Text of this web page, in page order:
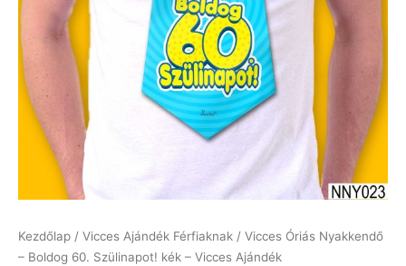
Kezdőlap / Vicces Ajándék Férfiaknak / Vicces Óriás Nyakkendő
– Boldog 60. Szülinapot! kék – Vicces Ajándék